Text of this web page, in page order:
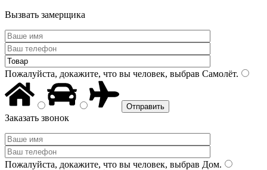
Вызвать замерщика
Пожалуйста, докажите, что вы человек, выбрав Самолёт.
Заказать звонок
Пожалуйста, докажите, что вы человек, выбрав Дом.